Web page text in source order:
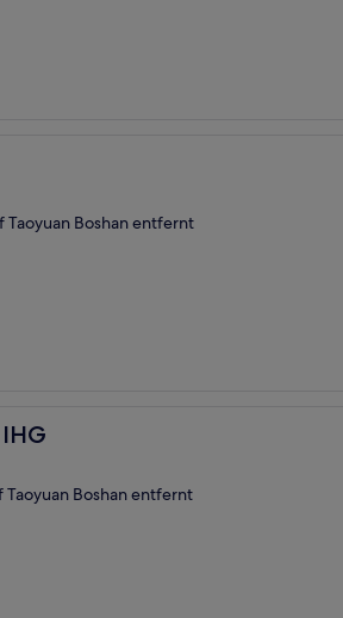
Taoyuan Boshan entfernt
Taoyuan Boshan entfernt